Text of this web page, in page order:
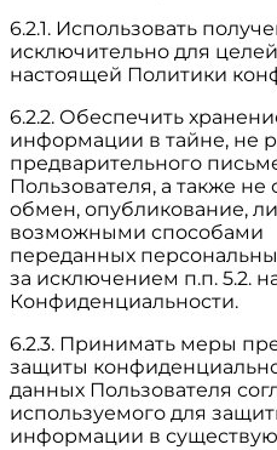
6.2.1. Использовать
исключительно для
настоящей Политики
6.2.2. Обеспечить
информации в тайне, не
предварительного
Пользователя, а также
обмен, опубликование,
возможными способами
переданных
за исключением п.п. 5.2.
Конфиденциальности.
6.2.3. Принимать меры
защиты
данных Пользователя
используемого для
информации в